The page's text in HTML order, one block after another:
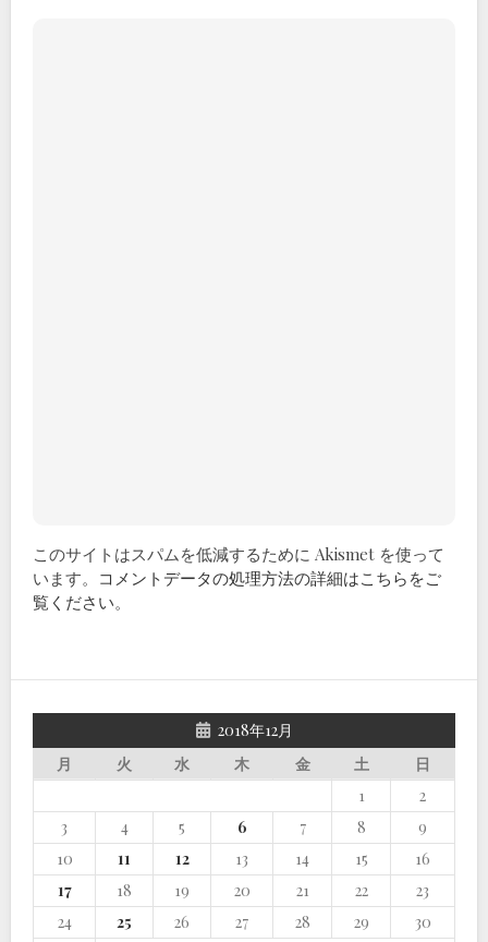
このサイトはスパムを低減するために Akismet を使って
います。 コメントデータの処理方法の詳細はこちらをご
覧ください。
2018年12月
月
火 水 木 金 土
日
1
2
3
4 5 6 7 8
9
10
11 12 13 14 15
16
17
18 19 20 21 22
23
24
25 26 27 28 29
30